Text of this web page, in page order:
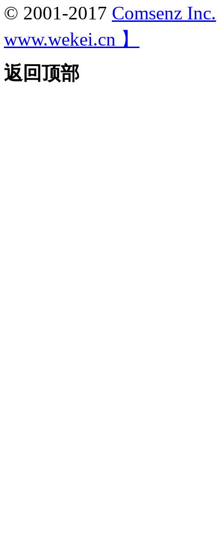
© 2001-2017 Comsenz Inc.
www.wekei.cn 】
返回顶部